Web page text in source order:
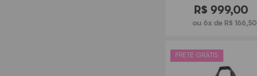
R$ 999,00
ou 6x de R$ 166,50
FRETE GRÁTIS